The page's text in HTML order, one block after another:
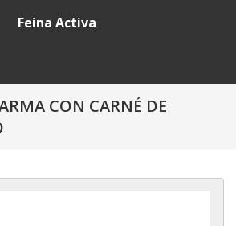
Feina Activa
CON CARNÉ DE